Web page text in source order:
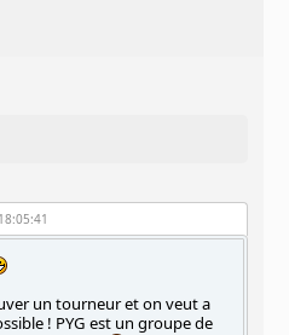
un tourneur et on veut a
! PYG est un groupe de